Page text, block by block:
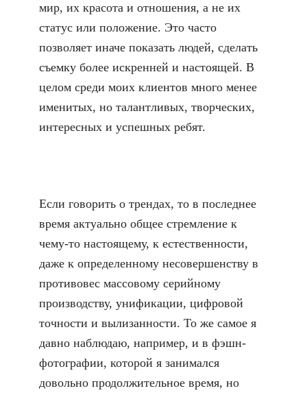
мир, их красота и отношения, а не их
статус или положение. Это часто
позволяет иначе показать людей, сделать
съемку более искренней и настоящей. В
целом среди моих клиентов много менее
именитых, но талантливых, творческих,
интересных и успешных ребят.
Если говорить о трендах, то в последнее
время актуально общее стремление к
чему-то настоящему, к естественности,
даже к определенному несовершенству в
противовес массовому серийному
производству, унификации, цифровой
точности и вылизанности. То же самое я
давно наблюдаю, например, и в фэшн-
фотографии, которой я занимался
довольно продолжительное время, но